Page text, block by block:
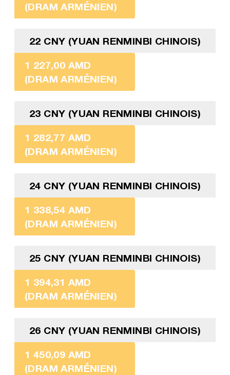
(DRAM ARMÉNIEN)
22 CNY (YUAN RENMINBI CHINOIS)
1 227,00 AMD
(DRAM ARMÉNIEN)
23 CNY (YUAN RENMINBI CHINOIS)
1 282,77 AMD
(DRAM ARMÉNIEN)
24 CNY (YUAN RENMINBI CHINOIS)
1 338,54 AMD
(DRAM ARMÉNIEN)
25 CNY (YUAN RENMINBI CHINOIS)
1 394,31 AMD
(DRAM ARMÉNIEN)
26 CNY (YUAN RENMINBI CHINOIS)
1 450,09 AMD
(DRAM ARMÉNIEN)